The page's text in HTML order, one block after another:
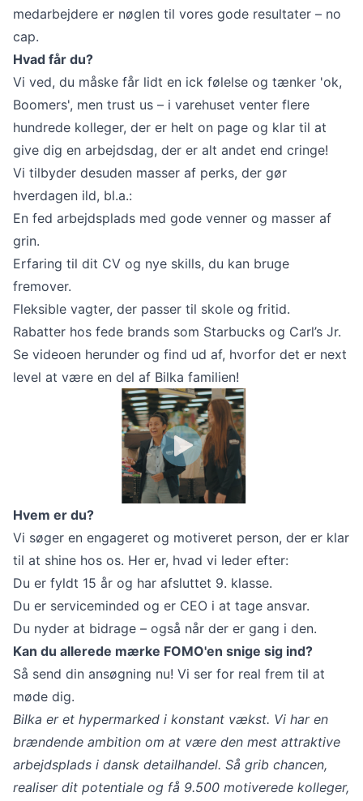
medarbejdere er nøglen til vores gode resultater – no
cap.
Hvad får du?
Vi ved, du måske får lidt en ick følelse og tænker 'ok,
Boomers', men trust us – i varehuset venter flere
hundrede kolleger, der er helt on page og klar til at
give dig en arbejdsdag, der er alt andet end cringe!
Vi tilbyder desuden masser af perks, der gør
hverdagen ild, bl.a.:
En fed arbejdsplads med gode venner og masser af
grin.
Erfaring til dit CV og nye skills, du kan bruge
fremover.
Fleksible vagter, der passer til skole og fritid.
Rabatter hos fede brands som Starbucks og Carl’s Jr.
Se videoen herunder og find ud af, hvorfor det er next
level at være en del af Bilka familien!
Hvem er du?
Vi søger en engageret og motiveret person, der er klar
til at shine hos os. Her er, hvad vi leder efter:
Du er fyldt 15 år og har afsluttet 9. klasse.
Du er serviceminded og er CEO i at tage ansvar.
Du nyder at bidrage – også når der er gang i den.
Kan du allerede mærke FOMO'en snige sig ind?
Så send din ansøgning nu! Vi ser for real frem til at
møde dig.
Bilka er et hypermarked i konstant vækst. Vi har en
brændende ambition om at være den mest attraktive
arbejdsplads i dansk detailhandel. Så grib chancen,
realiser dit potentiale og få 9.500 motiverede kolleger,